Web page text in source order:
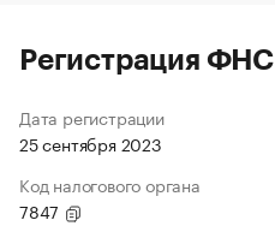
Регистрация ФНС
Дата регистрации
25 сентября 2023
Код налогового органа
7847